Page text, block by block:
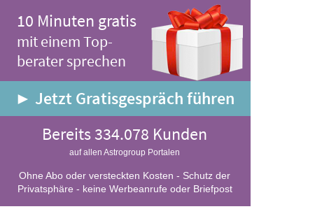
10 Minuten gratis
mit einem Top-
berater sprechen
► Jetzt Gratisgespräch führen
Bereits 334.078 Kunden
auf allen Astrogroup Portalen
Ohne Abo oder versteckten Kosten - Schutz der
Privatsphäre - keine Werbeanrufe oder Briefpost